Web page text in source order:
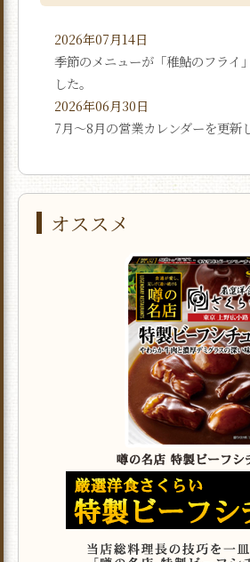
2026年07月14日
季節のメニューが「稚鮎のフライ
した。
2026年06月30日
7月〜8月の営業カレンダーを更新
オススメ